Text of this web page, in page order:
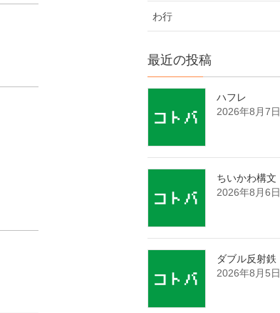
わ行
最近の投稿
ハフレ
2026年8月7日
ちいかわ構文
2026年8月6日
ダブル反射鉄
2026年8月5日